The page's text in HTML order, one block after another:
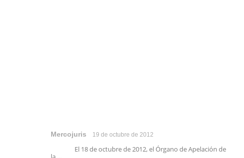
Mercojuris 19 de octubre de 2012
El 18 de octubre de 2012, el Órgano de Apelación de